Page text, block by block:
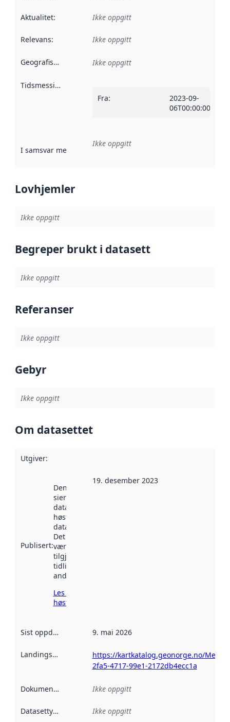
Aktualitet: Ikke oppgitt
Relevans: Ikke oppgitt
Geografisk avgrensning :
Ikke oppgitt
Tidsmessig avgrensning
Fra:
2023-09-
06T00:00:00Z
I samsvar med Referanse til en implementasjonsregel
Ikke oppgitt
Lovhjemler
Ikke oppgitt
Begreper brukt i datasett
Ikke oppgitt
Referanser
Ikke oppgitt
Gebyr
Ikke oppgitt
Om datasettet
Utgiver:
Publisert:
Denne datoen
sier når
datasettet ble
høstet av
data.norge.no.
Det kan ha
vært
tilgjengelig
tidligere
andre steder.
Les mer om
høsting her
19. desember 2023
Sist oppdatert 9. mai 2026
Landingsside
https://kartkatalog.geonorge.no/
2fa5-4717-99e1-2172db4ecc1a
Dokumentasjon Ikke oppgitt
Datasettype Ikke oppgitt